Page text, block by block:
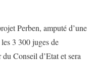
Perben, amputé d’une
3 300 juges de
Conseil d’Etat et sera